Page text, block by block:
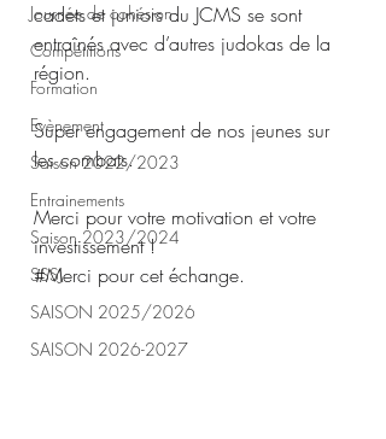
Journée de cohésion
Compétitions
Formation
Evènement
Saison 2022/2023
Entrainements
Saison 2023/2024
SSSJ
SAISON 2025/2026
SAISON 2026-2027
cadets et juniors du JCMS se sont
entraînés avec d’autres judokas de la
région.
Super engagement de nos jeunes sur
les combats.
Merci pour votre motivation et votre
investissement !
#Merci pour cet échange.